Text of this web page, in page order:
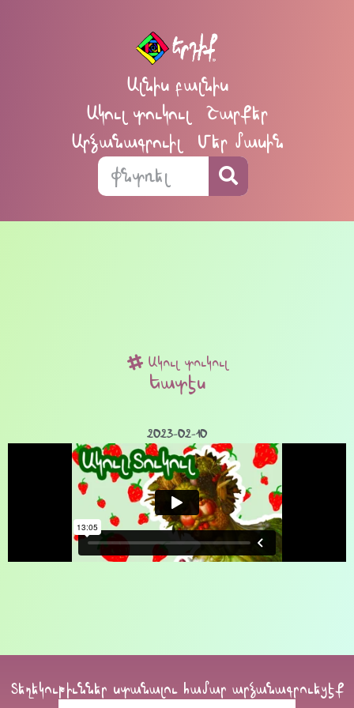
Ալնիս բալնիս
Ակուլ տուկուլ
Շարքեր
Արձանագրուիլ
Մեր մասին
Ակուլ տուկուլ
Եատէս
2023-02-10
Տեղեկութիւններ ստանալու համար արձանագրուեցէք